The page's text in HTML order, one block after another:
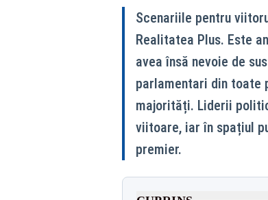
Scenariile pentru
Realitatea Plus. Este
avea însă nevoie de
parlamentari din toate
majorități. Liderii
viitoare, iar în spațiul
premier.